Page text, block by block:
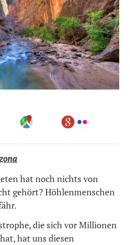
hat noch nichts von
gehört? Höhlenmenschen
die sich vor Millionen
hat uns diesen